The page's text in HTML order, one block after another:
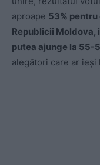
aproape 53% pentru
Republicii Moldova,
putea ajunge la 55-
alegători care ar